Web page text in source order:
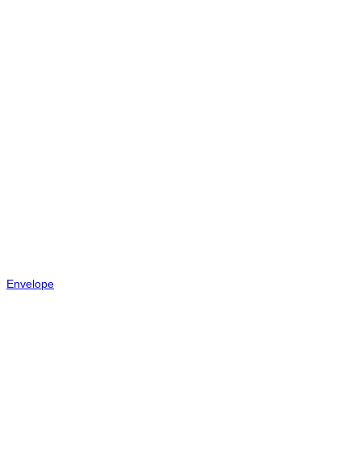
Envelope